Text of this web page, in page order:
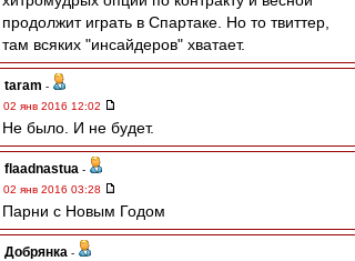
продолжит играть в Спартаке. Но то твиттер,
там всяких "инсайдеров" хватает.
taram -
02 янв 2016 12:02
Не было. И не будет.
flaadnastua -
02 янв 2016 03:28
Парни с Новым Годом
Добрянка -